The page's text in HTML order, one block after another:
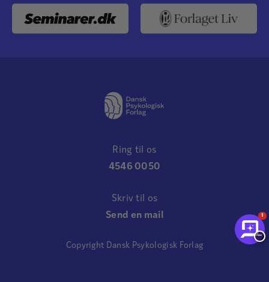
Ring til os
4546 0050
Skriv til os
Send en mail
Copyright Dansk Psykologisk Forlag
1
−